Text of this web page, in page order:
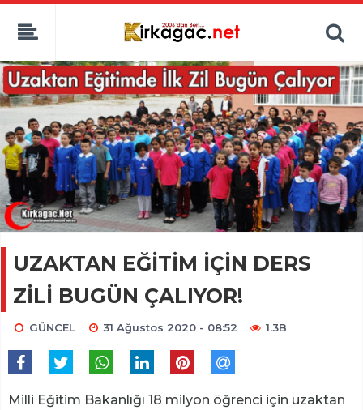
UZAKTAN EĞİTİM İÇİN DERS
ZİLİ BUGÜN ÇALIYOR!
GÜNCEL 31 Ağustos 2020 - 08:52 1.3B
Milli Eğitim Bakanlığı 18 milyon öğrenci için uzaktan